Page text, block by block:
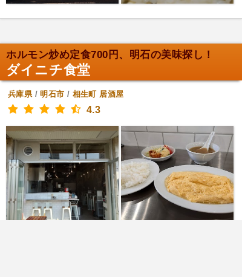
ホルモン炒め定食700円、明石の美味探し！
ダイニチ食堂
兵庫県/明石市 / 相生町 居酒屋
4.3